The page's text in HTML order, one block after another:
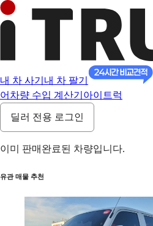
내 차 사기 내 차 팔기
어 차량 수입 계산기 아이트럭
딜러 전용 로그인
이미 판매완료된 차량입니다.
유관 매물 추천